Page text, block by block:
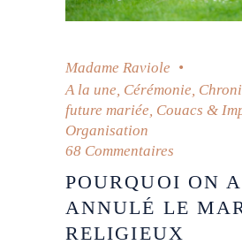
Madame Raviole
A la une Cérémonie
future mariée Couacs &
Organisation
68 Commentaires
POURQUOI ON A
ANNULÉ LE
RELIGIEUX